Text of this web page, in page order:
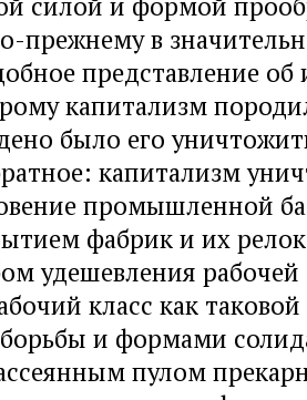
прежнему в
представление об
капитализм
было его
капитализм
промышленной
фабрик и их
удешевления
класс как таковой
и формами
пулом